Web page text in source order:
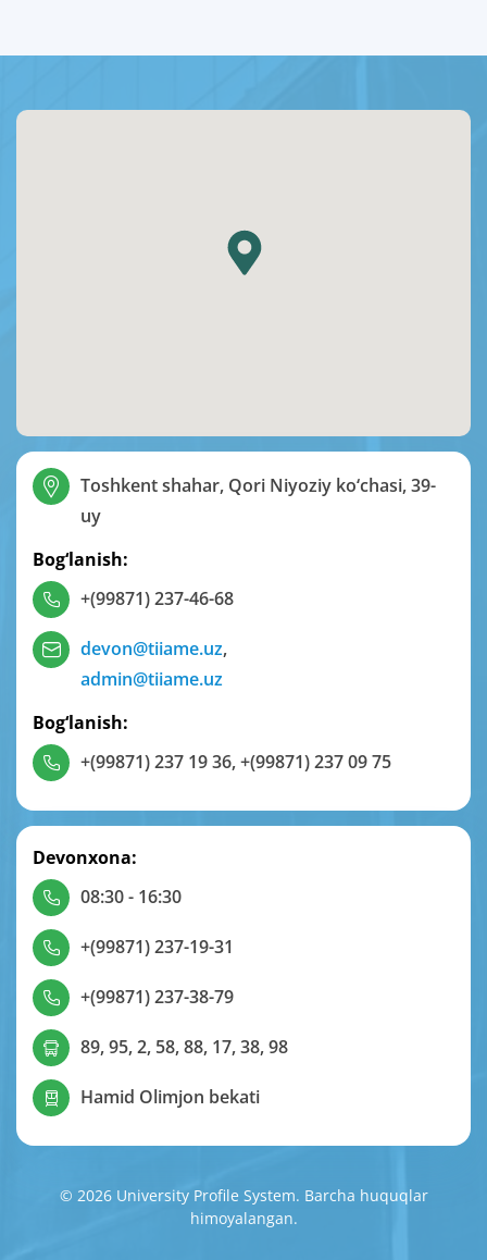
Toshkent shahar, Qori Niyoziy ko‘chasi, 39-
uy
Bog‘lanish:
+(99871) 237-46-68
devon@tiiame.uz,
admin@tiiame.uz
Bog‘lanish:
+(99871) 237 19 36,+(99871) 237 09 75
Devonxona:
08:30 - 16:30
+(99871) 237-19-31
+(99871) 237-38-79
89, 95, 2, 58, 88, 17, 38, 98
Hamid Olimjon bekati
© 2026 University Profile System. Barcha huquqlar
himoyalangan.